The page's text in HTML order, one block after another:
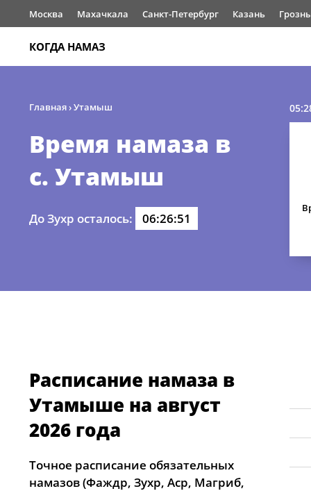
Москва Махачкала Санкт-Петербург Казань
КОГДА НАМАЗ
Главная›Утамыш
Время намаза в
с. Утамыш
До Зухр осталось: 06:26:51
Расписание намаза в
Утамыше на август
2026 года
Точное расписание обязательных
намазов (Фаждр, Зухр, Аср, Магриб,